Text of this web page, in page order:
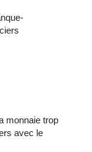
monnaie trop
avec le